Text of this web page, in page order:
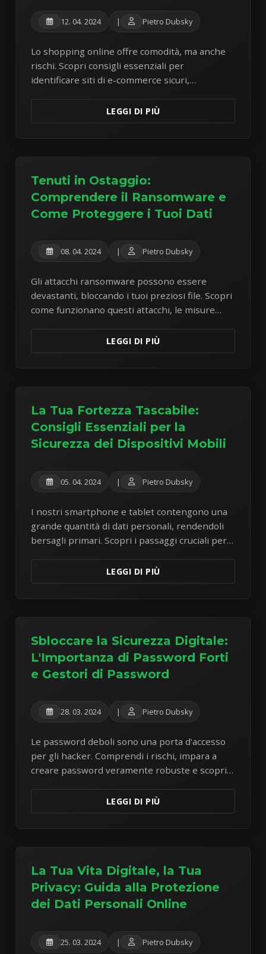
12. 04. 2024 | Pietro Dubsky
Lo shopping online offre comodità, ma anche
rischi. Scopri consigli essenziali per
identificare siti di e-commerce sicuri,
le comuni truffe di shopping.
LEGGI DI PIÙ
Tenuti in Ostaggio:
Comprendere il Ransomware e
Come Proteggere i Tuoi Dati
08. 04. 2024 | Pietro Dubsky
Gli attacchi ransomware possono essere
devastanti, bloccando i tuoi preziosi file. Scopri
come funzionano questi attacchi, le misure
LEGGI DI PIÙ
La Tua Fortezza Tascabile:
Consigli Essenziali per la
Sicurezza dei Dispositivi Mobili
05. 04. 2024 | Pietro Dubsky
I nostri smartphone e tablet contengono una
grande quantità di dati personali, rendendoli
bersagli primari. Scopri i passaggi cruciali per
minacce moderne.LEGGI DI PIÙ
Sbloccare la Sicurezza Digitale:
L'Importanza di Password Forti
e Gestori di Password
28. 03. 2024 | Pietro Dubsky
Le password deboli sono una porta d'accesso
per gli hacker. Comprendi i rischi, impara a
creare password veramente robuste e scopri
rivoluzionare la tua sicurezza online.
LEGGI DI PIÙ
La Tua Vita Digitale, la Tua
Privacy: Guida alla Protezione
dei Dati Personali Online
25. 03. 2024 | Pietro Dubsky